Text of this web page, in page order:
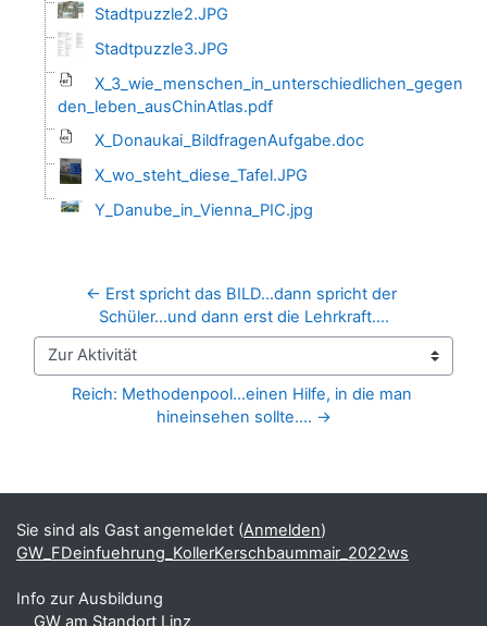
Stadtpuzzle2.JPG
Stadtpuzzle3.JPG
X_3_wie_menschen_in_unterschiedlichen_gegen
den_leben_ausChinAtlas.pdf
X_Donaukai_BildfragenAufgabe.doc
X_wo_steht_diese_Tafel.JPG
Y_Danube_in_Vienna_PIC.jpg
← Erst spricht das BILD...dann spricht der
Schüler...und dann erst die Lehrkraft....
Zur Aktivität
Reich: Methodenpool...einen Hilfe, in die man
hineinsehen sollte.... →
Ergänzungsblöcke
Sie sind als Gast angemeldet (Anmelden)
GW_FDeinfuehrung_KollerKerschbaummair_2022ws
Info zur Ausbildung
GW am Standort Linz